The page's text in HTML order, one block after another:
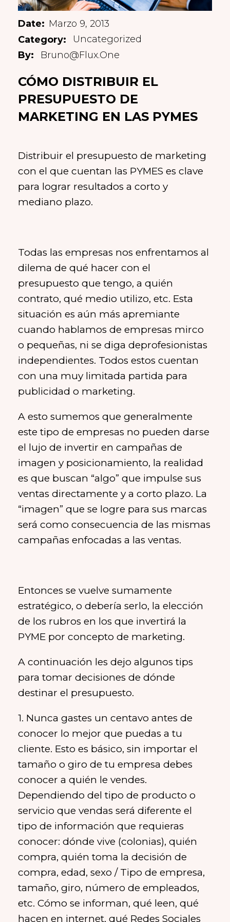
CÓMO DISTRIBUIR EL
PRESUPUESTO DE
MARKETING EN LAS PYMES
Marzo 9, 2013
Bruno@flux.one
Uncategorized
Distribuir el presupuesto de marketing
con el que cuentan las PYMES es clave
para lograr resultados a corto y
mediano plazo.
Todas las empresas nos enfrentamos al
dilema de qué hacer con el
presupuesto que tengo, a quién
contrato, qué medio utilizo, etc. Esta
situación es aún más apremiante
cuando hablamos de empresas mirco
o pequeñas, ni se diga deprofesionistas
independientes. Todos estos cuentan
con una muy limitada partida para
publicidad o marketing.
A esto sumemos que generalmente
este tipo de empresas no pueden darse
el lujo de invertir en campañas de
imagen y posicionamiento, la realidad
es que buscan “algo” que impulse sus
ventas directamente y a corto plazo. La
“imagen” que se logre para sus marcas
será como consecuencia de las mismas
campañas enfocadas a las ventas.
Entonces se vuelve sumamente
estratégico, o debería serlo, la elección
de los rubros en los que invertirá la
PYME por concepto de marketing.
A continuación les dejo algunos tips
para tomar decisiones de dónde
destinar el presupuesto.
1. Nunca gastes un centavo antes de
conocer lo mejor que puedas a tu
cliente. Esto es básico, sin importar el
tamaño o giro de tu empresa debes
conocer a quién le vendes.
Dependiendo del tipo de producto o
servicio que vendas será diferente el
tipo de información que requieras
conocer: dónde vive (colonias), quién
compra, quién toma la decisión de
compra, edad, sexo / Tipo de empresa,
tamaño, giro, número de empleados,
etc. Cómo se informan, qué leen, qué
hacen en internet, qué Redes Sociales